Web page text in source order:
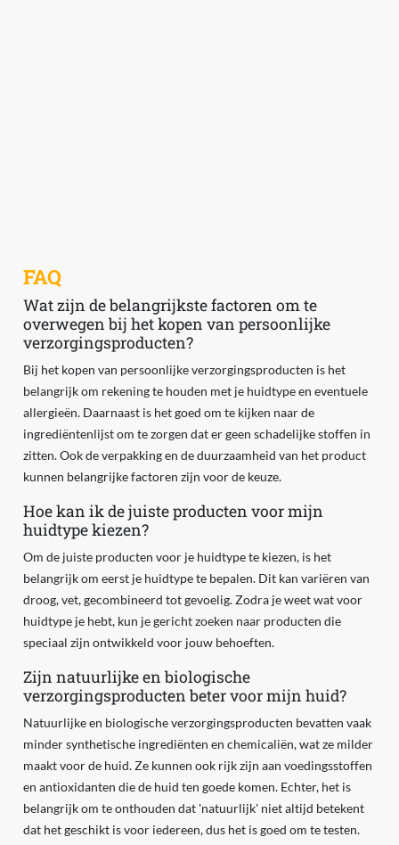
FAQ
Wat zijn de belangrijkste factoren om te
overwegen bij het kopen van persoonlijke
verzorgingsproducten?
Bij het kopen van persoonlijke verzorgingsproducten is het
belangrijk om rekening te houden met je huidtype en eventuele
allergieën. Daarnaast is het goed om te kijken naar de
ingrediëntenlijst om te zorgen dat er geen schadelijke stoffen in
zitten. Ook de verpakking en de duurzaamheid van het product
kunnen belangrijke factoren zijn voor de keuze.
Hoe kan ik de juiste producten voor mijn
huidtype kiezen?
Om de juiste producten voor je huidtype te kiezen, is het
belangrijk om eerst je huidtype te bepalen. Dit kan variëren van
droog, vet, gecombineerd tot gevoelig. Zodra je weet wat voor
huidtype je hebt, kun je gericht zoeken naar producten die
speciaal zijn ontwikkeld voor jouw behoeften.
Zijn natuurlijke en biologische
verzorgingsproducten beter voor mijn huid?
Natuurlijke en biologische verzorgingsproducten bevatten vaak
minder synthetische ingrediënten en chemicaliën, wat ze milder
maakt voor de huid. Ze kunnen ook rijk zijn aan voedingsstoffen
en antioxidanten die de huid ten goede komen. Echter, het is
belangrijk om te onthouden dat 'natuurlijk' niet altijd betekent
dat het geschikt is voor iedereen, dus het is goed om te testen.